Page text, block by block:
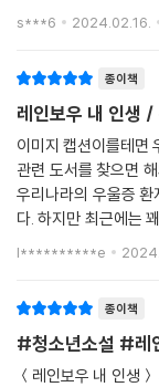
아하는 걸까?신이
소설....제목처럼
s***6 2024.02.16.
종이책
레인보우 내 인생
이미지 캡션이를테면
관련 도서를 찾으면
우리나라의 우울증
다. 하지만 최근에는
른 것들과 같이 '모두
l**********e
종이책
#청소년소설 #레
＜레인보우 내 인생